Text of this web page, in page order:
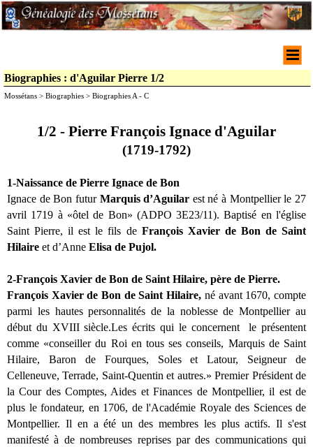
Biographies : d'Aguilar Pierre 1/2
Mossétans > Biographies > Biographies A - C
1/2 - Pierre François Ignace d'Aguilar
(1719-1792)
1-Naissance de Pierre Ignace de Bon
Ignace de Bon futurMarquis d’Aguilar est né à Montpellier le 27
avril 1719 à «ôtel de Bon» (ADPO 3E23/11). Baptisé en l'église
Saint Pierre, il est le fils deFrançois Xavier de Bon de Saint
Hilaire et d’Anne Elisa de Pujol.
2-François Xavier de Bon de Saint Hilaire, père de Pierre.
François Xavier de Bon de Saint Hilaire, né avant 1670, compte
parmi les hautes personnalités de la noblesse de Montpellier au
début du XVIII siècle.Les écrits qui le concernent le présentent
comme «conseiller du Roi en tous ses conseils, Marquis de Saint
Hilaire, Baron de Fourques, Soles et Latour, Seigneur de
Celleneuve, Terrade, Saint-Quentin et autres.» Premier Président de
la Cour des Comptes, Aides et Finances de Montpellier, il est de
plus le fondateur, en 1706, de l'Académie Royale des Sciences de
Montpellier. Il en a été un des membres les plus actifs. Il s'est
manifesté à de nombreuses reprises par des communications qui